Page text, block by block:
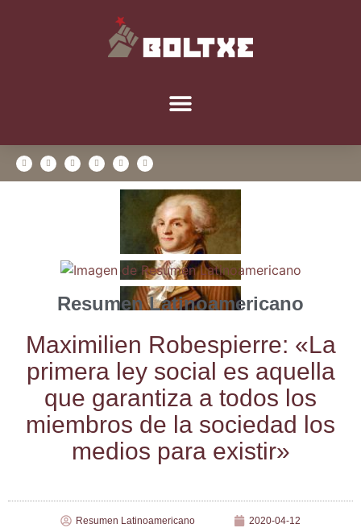
Resumen Latinoamericano
Maxi­mi­lien Robes­pie­rre: «La
pri­me­ra ley social es aque­lla
que garan­ti­za a todos los
miem­bros de la socie­dad los
medios para existir»
Resumen Latinoamericano
2020-04-12